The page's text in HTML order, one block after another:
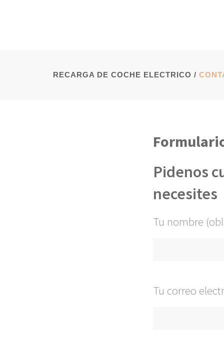
RECARGA DE COCHE ELECTRICO /
Pidenos
necesites
Tu nombre
Tu correo